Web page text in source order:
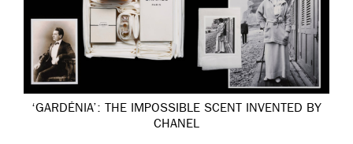
‘GARDÉNIA’: THE IMPOSSIBLE SCENT INVENTED BY
CHANEL